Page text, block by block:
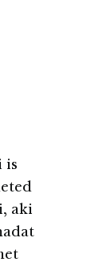
is
aki